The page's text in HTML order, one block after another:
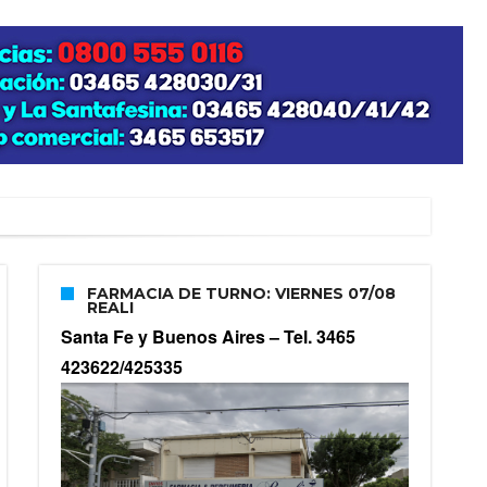
FARMACIA DE TURNO: VIERNES 07/08
REALI
Santa Fe y Buenos Aires –Tel. 3465
423622/425335